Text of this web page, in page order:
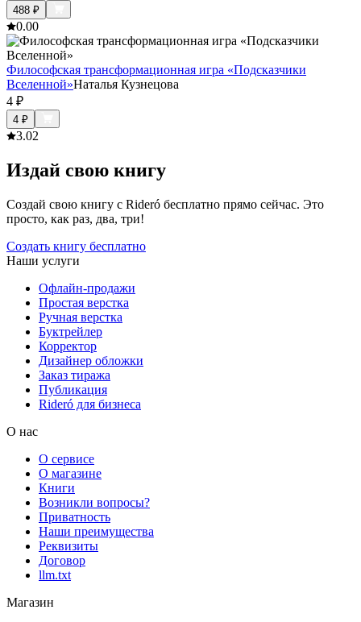
488 ₽
0.00
Философская трансформационная игра «Подсказчики
Вселенной»Наталья Кузнецова
4 ₽
4 ₽
3.02
Издай свою книгу
Создай свою книгу с Rideró бесплатно прямо сейчас. Это
просто, как раз, два, три!
Создать книгу бесплатно
Наши услуги
Офлайн-продажи
Простая верстка
Ручная верстка
Буктрейлер
Корректор
Дизайнер обложки
Заказ тиража
Публикация
Rideró для бизнеса
О нас
О сервисе
О магазине
Книги
Возникли вопросы?
Приватность
Наши преимущества
Реквизиты
Договор
llm.txt
Магазин